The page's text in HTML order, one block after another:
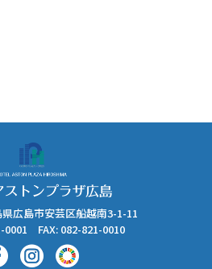
広島市安芸区船越南3-1-11
0001 FAX: 082-821-0010